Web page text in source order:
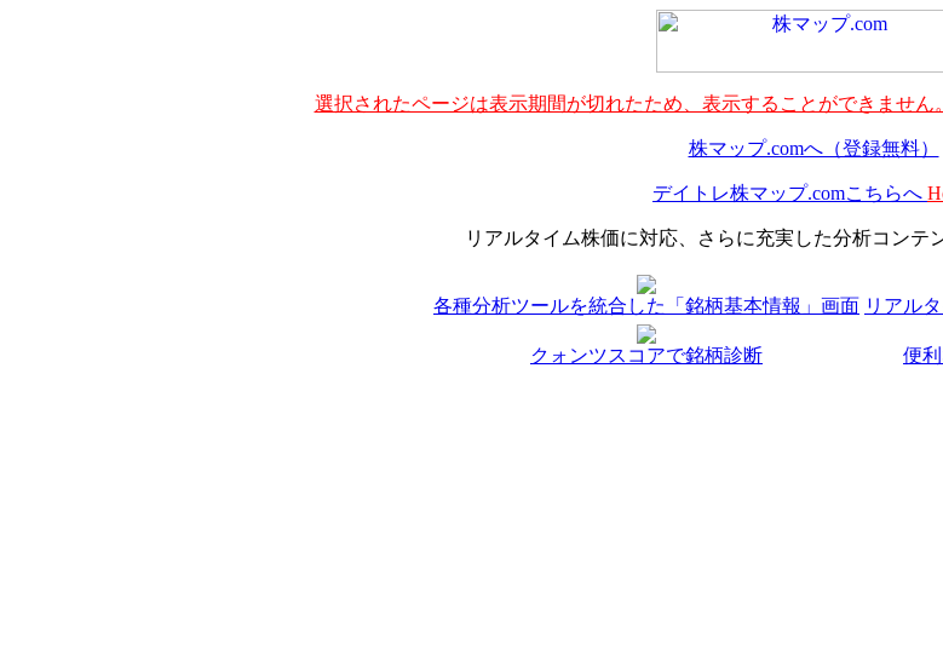
選択されたページは表示期間が切れたため、表示することができませ
株マップ.comへ（登録無料）
デイトレ株マップ.comこちらへ
リアルタイム株価に対応、さらに充実した分析コンテ
各種分析ツールを統合した「銘柄基本情報」画面 リアル
クォンツスコアで銘柄診断 便